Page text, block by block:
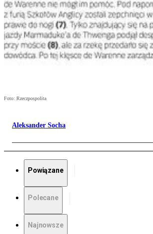
Foto: Rzeczpospolita
Aleksander Socha
Powiązane
Polecane
Najnowsze